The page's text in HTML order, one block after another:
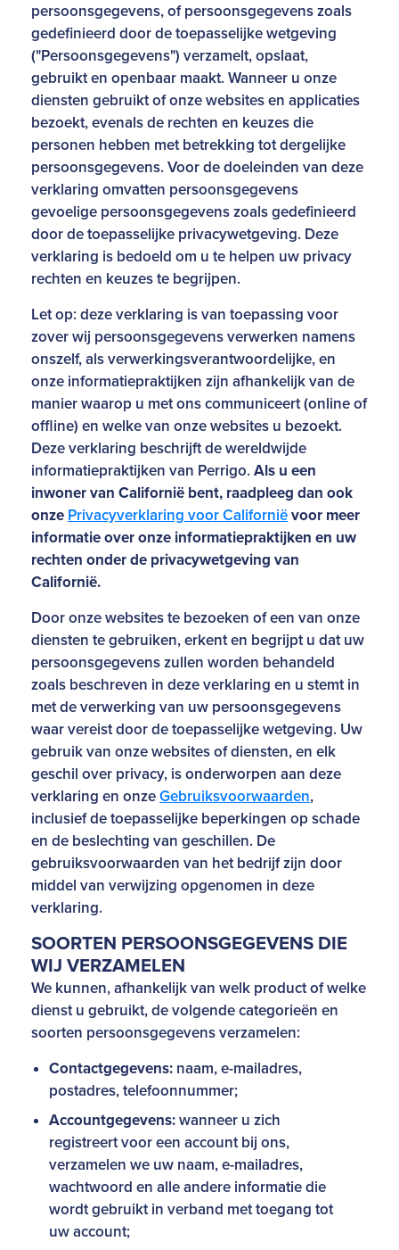
persoonsgegevens, of persoonsgegevens zoals
gedefinieerd door de toepasselijke wetgeving
("Persoonsgegevens") verzamelt, opslaat,
gebruikt en openbaar maakt. Wanneer u onze
diensten gebruikt of onze websites en applicaties
bezoekt, evenals de rechten en keuzes die
personen hebben met betrekking tot dergelijke
persoonsgegevens. Voor de doeleinden van deze
verklaring omvatten persoonsgegevens
gevoelige persoonsgegevens zoals gedefinieerd
door de toepasselijke privacywetgeving. Deze
verklaring is bedoeld om u te helpen uw privacy
rechten en keuzes te begrijpen.
Let op: deze verklaring is van toepassing voor
zover wij persoonsgegevens verwerken namens
onszelf, als verwerkingsverantwoordelijke, en
onze informatiepraktijken zijn afhankelijk van de
manier waarop u met ons communiceert (online of
offline) en welke van onze websites u bezoekt.
Deze verklaring beschrijft de wereldwijde
informatiepraktijken van Perrigo.Als u een
inwoner van Californië bent, raadpleeg dan ook
onze Privacyverklaring voor Californiëvoor meer
informatie over onze informatiepraktijken en uw
rechten onder de privacywetgeving van
Californië.
Door onze websites te bezoeken of een van onze
diensten te gebruiken, erkent en begrijpt u dat uw
persoonsgegevens zullen worden behandeld
zoals beschreven in deze verklaring en u stemt in
met de verwerking van uw persoonsgegevens
waar vereist door de toepasselijke wetgeving. Uw
gebruik van onze websites of diensten, en elk
geschil over privacy, is onderworpen aan deze
verklaring en onzeGebruiksvoorwaarden,
inclusief de toepasselijke beperkingen op schade
en de beslechting van geschillen. De
gebruiksvoorwaarden van het bedrijf zijn door
middel van verwijzing opgenomen in deze
verklaring.
SOORTEN PERSOONSGEGEVENS DIE
WIJ VERZAMELEN
We kunnen, afhankelijk van welk product of welke
dienst u gebruikt, de volgende categorieën en
soorten persoonsgegevens verzamelen:
Contactgegevens: naam, e-mailadres,
postadres, telefoonnummer;
Accountgegevens:wanneer u zich
registreert voor een account bij ons,
verzamelen we uw naam, e-mailadres,
wachtwoord en alle andere informatie die
wordt gebruikt in verband met toegang tot
uw account;